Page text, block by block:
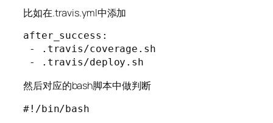
比如在.travis.yml中添加
after_success:
- .travis/coverage.sh
- .travis/deploy.sh
然后对应的bash脚本中做判断
#!/bin/bash